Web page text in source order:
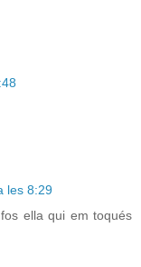
les 8:29
ella qui em toqués